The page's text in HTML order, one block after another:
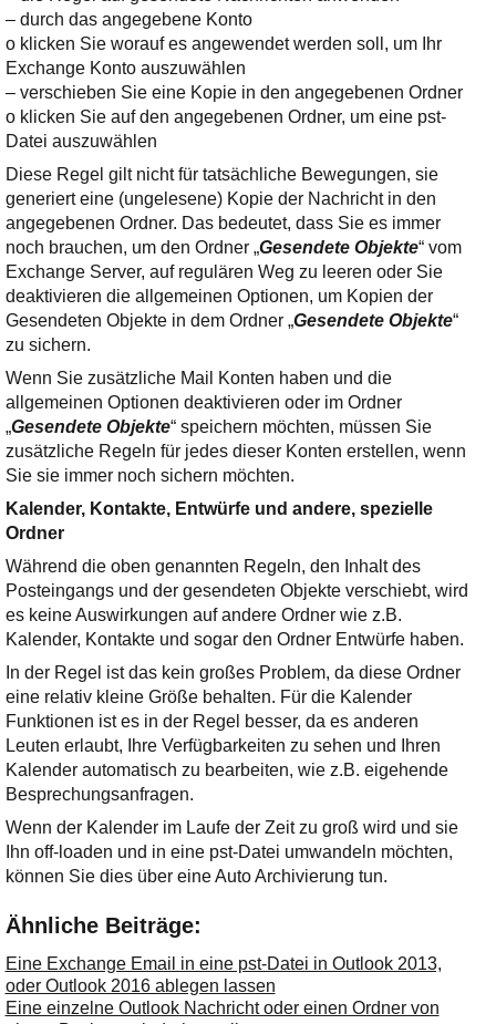
– durch das angegebene Konto
o klicken Sie worauf es angewendet werden soll, um Ihr
Exchange Konto auszuwählen
– verschieben Sie eine Kopie in den angegebenen Ordner
o klicken Sie auf den angegebenen Ordner, um eine pst-
Datei auszuwählen
Diese Regel gilt nicht für tatsächliche Bewegungen, sie
generiert eine (ungelesene) Kopie der Nachricht in den
angegebenen Ordner. Das bedeutet, dass Sie es immer
noch brauchen, um den Ordner „Gesendete Objekte“ vom
Exchange Server, auf regulären Weg zu leeren oder Sie
deaktivieren die allgemeinen Optionen, um Kopien der
Gesendeten Objekte in dem Ordner „Gesendete Objekte“
zu sichern.
Wenn Sie zusätzliche Mail Konten haben und die
allgemeinen Optionen deaktivieren oder im Ordner
„Gesendete Objekte“ speichern möchten, müssen Sie
zusätzliche Regeln für jedes dieser Konten erstellen, wenn
Sie sie immer noch sichern möchten.
Kalender, Kontakte, Entwürfe und andere, spezielle
Ordner
Während die oben genannten Regeln, den Inhalt des
Posteingangs und der gesendeten Objekte verschiebt, wird
es keine Auswirkungen auf andere Ordner wie z.B.
Kalender, Kontakte und sogar den Ordner Entwürfe haben.
In der Regel ist das kein großes Problem, da diese Ordner
eine relativ kleine Größe behalten. Für die Kalender
Funktionen ist es in der Regel besser, da es anderen
Leuten erlaubt, Ihre Verfügbarkeiten zu sehen und Ihren
Kalender automatisch zu bearbeiten, wie z.B. eigehende
Besprechungsanfragen.
Wenn der Kalender im Laufe der Zeit zu groß wird und sie
Ihn off-loaden und in eine pst-Datei umwandeln möchten,
können Sie dies über eine Auto Archivierung tun.
Ähnliche Beiträge:
Eine Exchange Email in eine pst-Datei in Outlook 2013,
oder Outlook 2016 ablegen lassen
Eine einzelne Outlook Nachricht oder einen Ordner von